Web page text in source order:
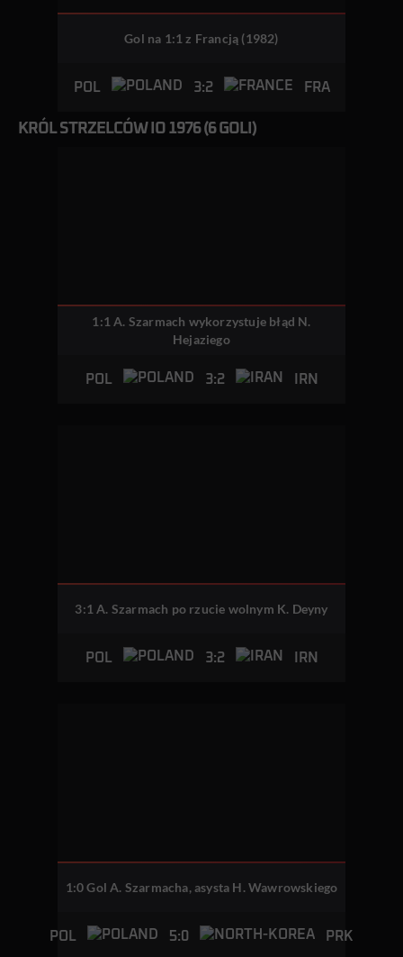
Gol na 1:1 z Francją (1982)
POL 3:2 FRA
KRÓL STRZELCÓW IO 1976 (6 GOLI)
1:1 A. Szarmach wykorzystuje błąd N.
Hejaziego
POL 3:2 IRN
3:1 A. Szarmach po rzucie wolnym K. Deyny
POL 3:2 IRN
1:0 Gol A. Szarmacha, asysta H. Wawrowskiego
POL 5:0 PRK